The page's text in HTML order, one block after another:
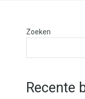
Zoeken
Recente